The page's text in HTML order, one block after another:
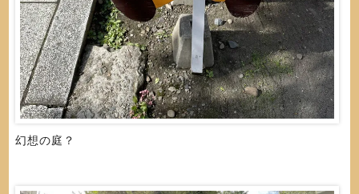
幻想の庭？